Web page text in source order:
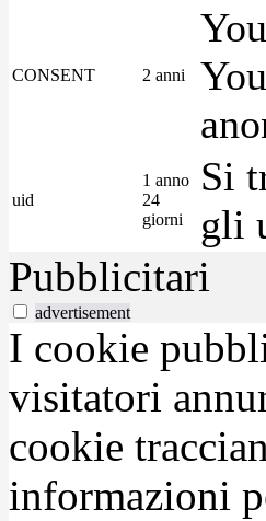
CONSENT 2 anni
uid
1 anno
24
giorni
Si
gli
Pubblicitari
advertisement
I cookie
visitatori
cookie
informazioni